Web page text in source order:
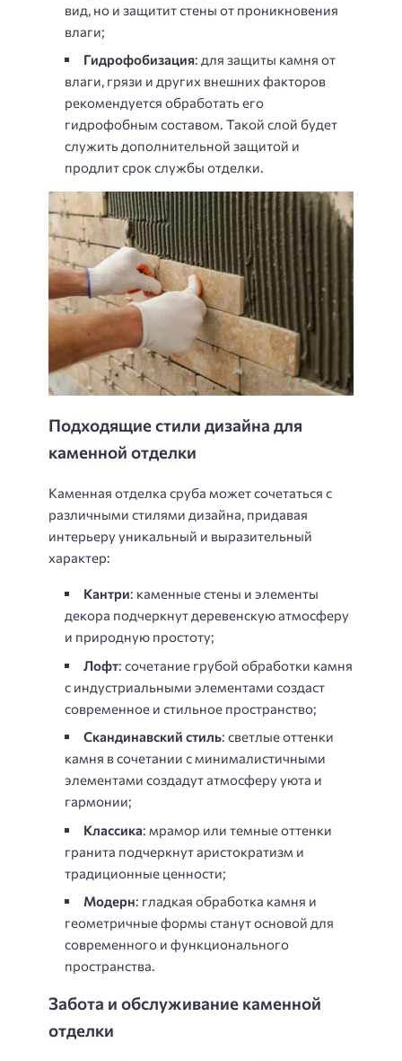
вид, но и защитит стены от проникновения
влаги;
Гидрофобизация: для защиты камня от
влаги, грязи и других внешних факторов
рекомендуется обработать его
гидрофобным составом. Такой слой будет
служить дополнительной защитой и
продлит срок службы отделки.
Подходящие стили дизайна для
каменной отделки
Каменная отделка сруба может сочетаться с
различными стилями дизайна, придавая
интерьеру уникальный и выразительный
характер:
Кантри: каменные стены и элементы
декора подчеркнут деревенскую атмосферу
и природную простоту;
Лофт: сочетание грубой обработки камня
с индустриальными элементами создаст
современное и стильное пространство;
Скандинавский стиль: светлые оттенки
камня в сочетании с минималистичными
элементами создадут атмосферу уюта и
гармонии;
Классика: мрамор или темные оттенки
гранита подчеркнут аристократизм и
традиционные ценности;
Модерн: гладкая обработка камня и
геометричные формы станут основой для
современного и функционального
пространства.
Забота и обслуживание каменной
отделки